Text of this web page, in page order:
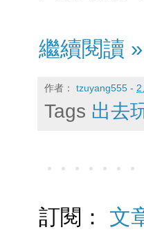
繼續閱讀 »
作者： tzuyang555 -
Tags 出去
訂閱： 文